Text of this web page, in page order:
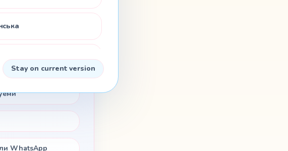
Stay on current version
WhatsApp